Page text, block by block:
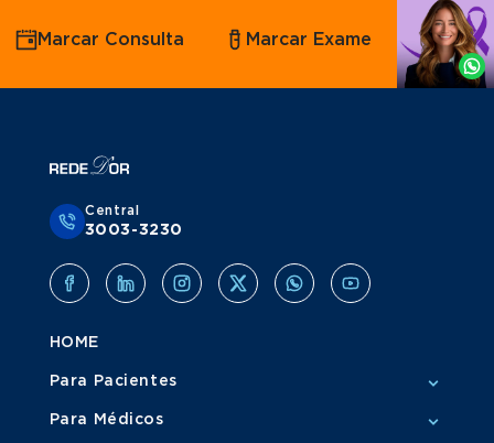
Agende
por
Whatsapp
Marcar Consulta Marcar Exame
Central
3003-3230
HOME
Para Pacientes
Para Médicos